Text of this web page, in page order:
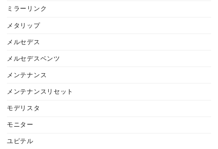
ミラーリンク
メタリップ
メルセデス
メルセデスベンツ
メンテナンス
メンテナンスリセット
モデリスタ
モニター
ユピテル